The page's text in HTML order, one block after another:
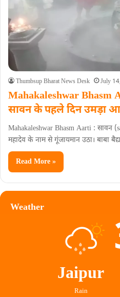
Thumbsup Bharat News Desk July
Mahakaleshwar
सावन के पहले दिन उमड़ा
Mahakaleshwar Bhasm Aarti : सावन
महादेव के नाम से गूंजायमान उठा। बाबा
Read More »
Weather
Jaipur
Rain